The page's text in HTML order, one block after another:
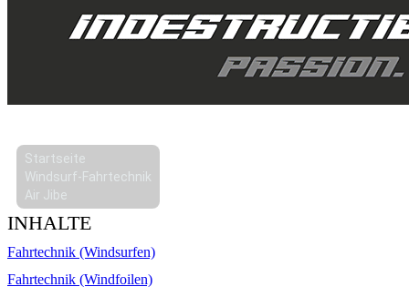
Startseite
Windsurf-Fahrtechnik
Air Jibe
INHALTE
Fahrtechnik (Windsurfen)
Fahrtechnik (Windfoilen)